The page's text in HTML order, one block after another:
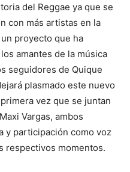
del Reggae ya que se
con más artistas en la
proyecto que ha
amantes de la música
seguidores de Quique
plasmado este nuevo
vez que se juntan
Vargas, ambos
y participación como voz
respectivos momentos.